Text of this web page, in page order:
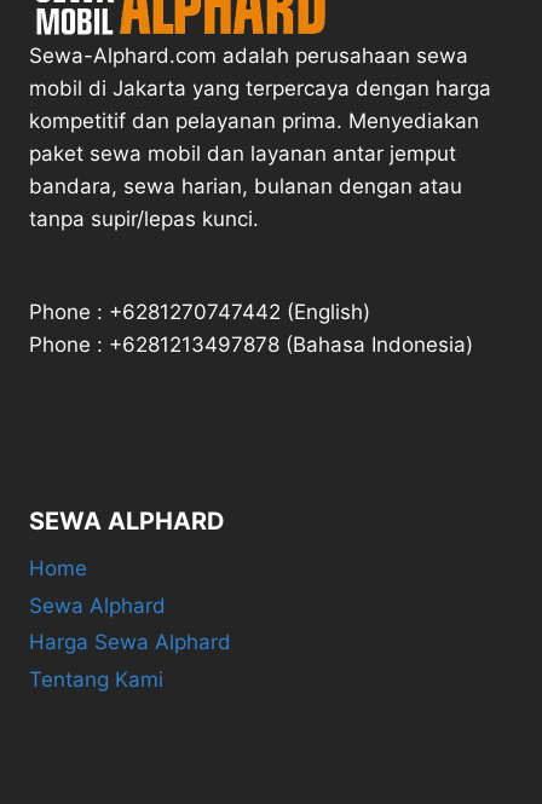
Sewa-Alphard.com adalah perusahaan sewa
mobil di Jakarta yang terpercaya dengan harga
kompetitif dan pelayanan prima. Menyediakan
paket sewa mobil dan layanan antar jemput
bandara, sewa harian, bulanan dengan atau
tanpa supir/lepas kunci.
Phone : +6281270747442 (English)
Phone : +6281213497878 (Bahasa Indonesia)
SEWA ALPHARD
Home
Sewa Alphard
Harga Sewa Alphard
Tentang Kami